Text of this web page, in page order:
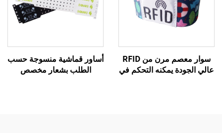
سوار معصم مرن من RFID
عالي الجودة يمكنه التحكم في
أساور قماشية منسوجة حسب
الطلب بشعار مخصص